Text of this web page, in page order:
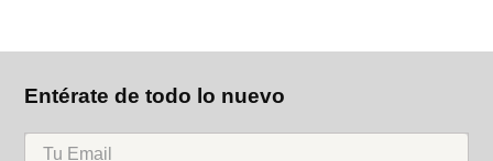
Entérate de todo lo nuevo